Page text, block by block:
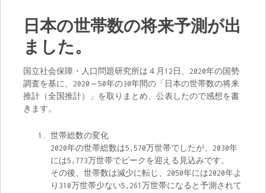
日本の世帯数の将来予測が出
ました。
国立社会保障・人口問題研究所は４月12日、2020年の国勢
調査を基に、2020～50年の30年間の「日本の世帯数の将来
推計（全国推計）」を取りまとめ、公表したので感想を書
きます。
世帯総数の変化
2020年の世帯総数は5,570万世帯でしたが、2030年
には5,773万世帯でピークを迎える見込みです。
その後、世帯数は減少に転じ、2050年には2020年よ
り310万世帯少ない5,261万世帯になると予測されて